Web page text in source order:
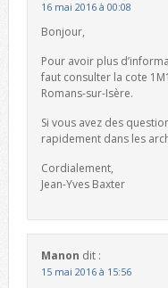
16 mai 2016 à 00:08
Bonjour,
Pour avoir plus
faut consulter la cote
Romans-sur-Isère.
Si vous avez des
rapidement dans les
Cordialement,
Jean-Yves Baxter
Manon dit :
15 mai 2016 à 15:56